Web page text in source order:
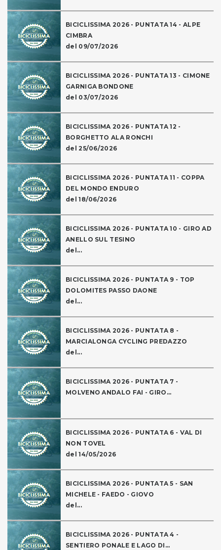
BICICLISSIMA 2026 - PUNTATA 14 - ALPE
CIMBRA
del 09/07/2026
BICICLISSIMA 2026 - PUNTATA 13 - CIMONE
GARNIGA BONDONE
del 03/07/2026
BICICLISSIMA 2026 - PUNTATA 12 -
BORGHETTO ALA RONCHI
del 25/06/2026
BICICLISSIMA 2026 - PUNTATA 11 - COPPA
DEL MONDO ENDURO
del 18/06/2026
BICICLISSIMA 2026 - PUNTATA 10 - GIRO AD
ANELLO SUL TESINO
del...
BICICLISSIMA 2026 - PUNTATA 9 - TOP
DOLOMITES PASSO DAONE
del...
BICICLISSIMA 2026 - PUNTATA 8 -
MARCIALONGA CYCLING PREDAZZO
del...
BICICLISSIMA 2026 - PUNTATA 7 -
MOLVENO ANDALO FAI - GIRO...
BICICLISSIMA 2026 - PUNTATA 6 - VAL DI
NON TOVEL
del 14/05/2026
BICICLISSIMA 2026 - PUNTATA 5 - SAN
MICHELE - FAEDO - GIOVO
del...
BICICLISSIMA 2026 - PUNTATA 4 -
SENTIERO PONALE E LAGO DI...